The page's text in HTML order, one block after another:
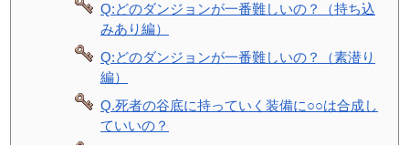
Q:どのダンジョンが一番難しいの？（持ち込
みあり編）
Q:どのダンジョンが一番難しいの？（素潜り
編）
Q.死者の谷底に持っていく装備に○○は合成し
ていいの？